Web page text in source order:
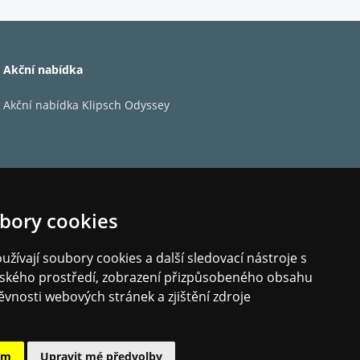
cookies
soubory cookies a další sledovací nástroje s
prostředí, zobrazení přizpůsobeného obsahu
webových stránek a zjištění zdroje
Upravit mé předvolby
interiéru. Spalování podlahy je součástí
po celém prostoru, takže funguje jako větší
design eliminuje dokonce i gril, což mu
díky jemným designovým změnám, které
Akční nabídka
Akční nabídka Klipsch Odyssey